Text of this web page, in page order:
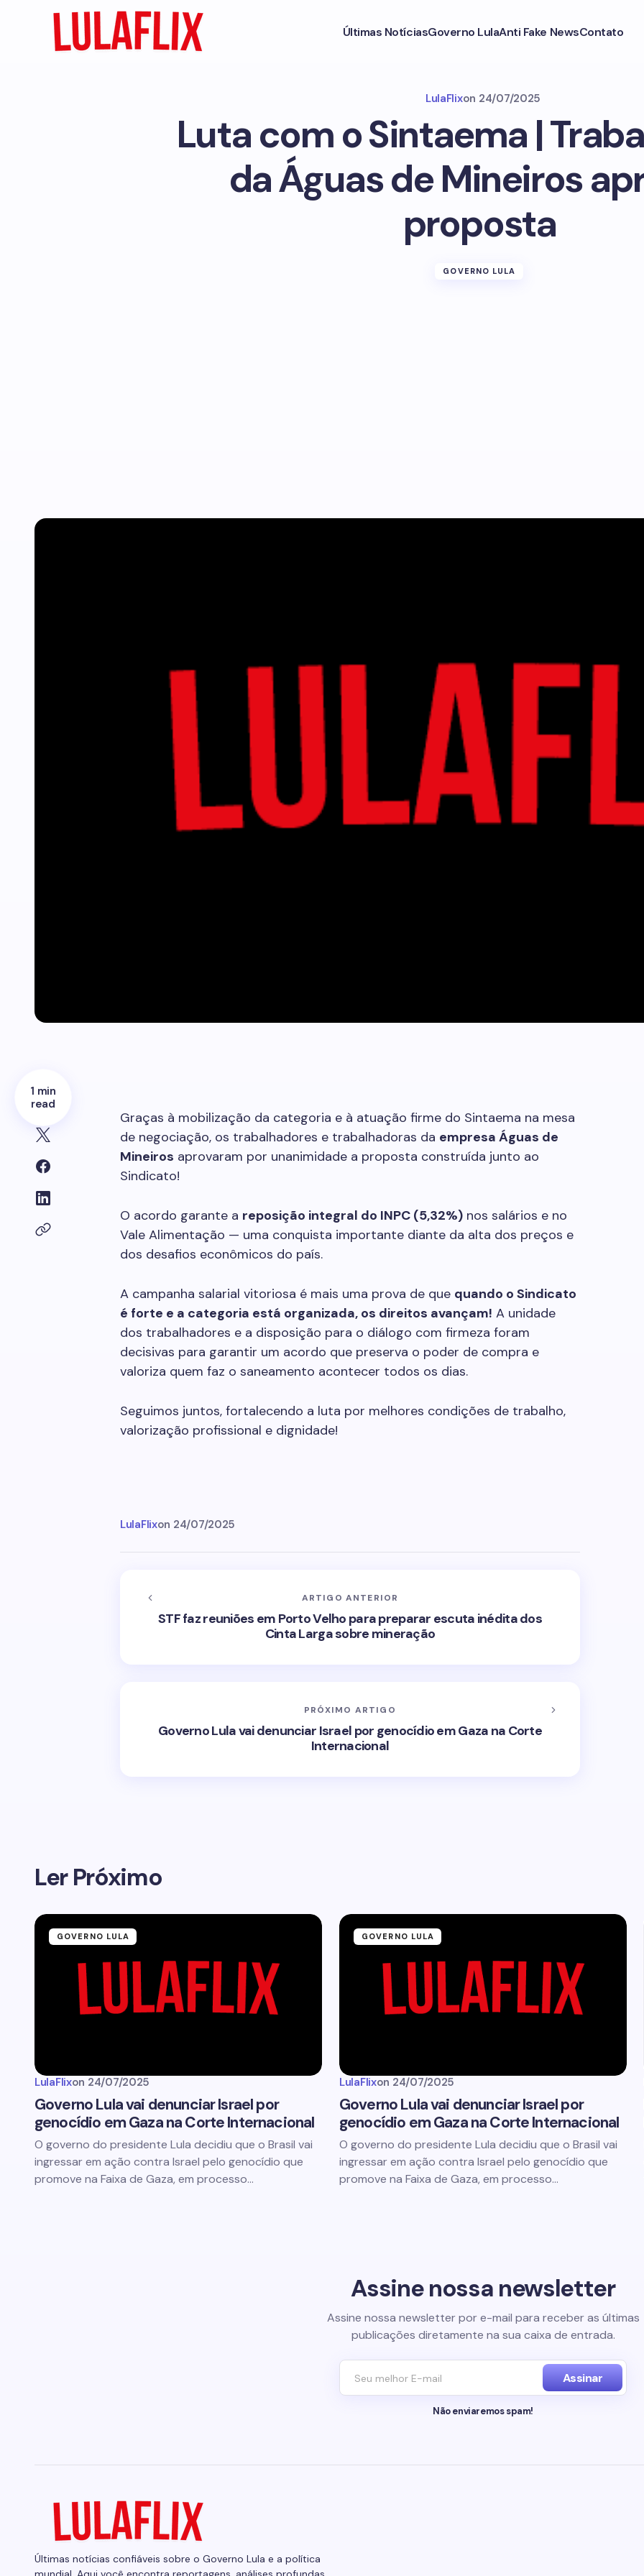
Últimas NotíciasGoverno LulaAnti Fake NewsContato
LulaFlixon 24/07/2025
Luta com o Sintaema |
da Águas de Mineiros
proposta
GOVERNO LULA
1 min
read
Graças à mobilização da categoria e à atuação firme do Sintaema na mesa
de negociação, os trabalhadores e trabalhadoras da empresa Águas de
Mineiros aprovaram por unanimidade a proposta construída junto ao
Sindicato!
O acordo garante a reposição integral do INPC (5,32%) nos salários e no
Vale Alimentação — uma conquista importante diante da alta dos preços e
dos desafios econômicos do país.
A campanha salarial vitoriosa é mais uma prova de que quando o Sindicato
é forte e a categoria está organizada, os direitos avançam! A unidade
dos trabalhadores e a disposição para o diálogo com firmeza foram
decisivas para garantir um acordo que preserva o poder de compra e
valoriza quem faz o saneamento acontecer todos os dias.
Seguimos juntos, fortalecendo a luta por melhores condições de trabalho,
valorização profissional e dignidade!
LulaFlixon 24/07/2025
ARTIGO ANTERIOR
STF faz reuniões em Porto Velho para preparar escuta inédita dos
Cinta Larga sobre mineração
PRÓXIMO ARTIGO
Governo Lula vai denunciar Israel por genocídio em Gaza na Corte
Internacional
Ler Próximo
GOVERNO LULA
LulaFlixon 24/07/2025
Governo Lula vai denunciar Israel por
genocídio em Gaza na Corte Internacional
O governo do presidente Lula decidiu que o Brasil vai
ingressar em ação contra Israel pelo genocídio que
promove na Faixa de Gaza, em processo…
GOVERNO LULA
LulaFlixon 24/07/2025
Governo Lula vai denunciar Israel por
genocídio em Gaza na Corte Internacional
O governo do presidente Lula decidiu que o Brasil vai
ingressar em ação contra Israel pelo genocídio que
promove na Faixa de Gaza, em processo…
Assine nossa newsletter
Assine nossa newsletter por e-mail para receber as últimas
publicações diretamente na sua caixa de entrada.
Assinar
Não enviaremos spam!
Últimas notícias confiáveis sobre o Governo Lula e a política